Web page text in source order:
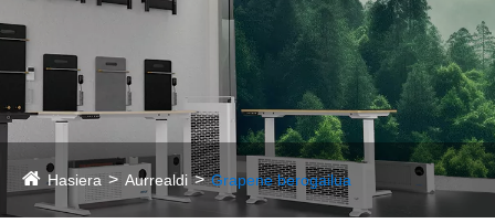
Hasiera Aurrealdi Grapene berogailua